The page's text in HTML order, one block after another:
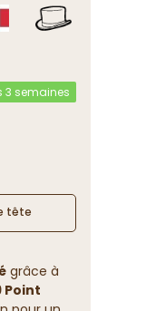
3 semaines
tête
grâce à
Point